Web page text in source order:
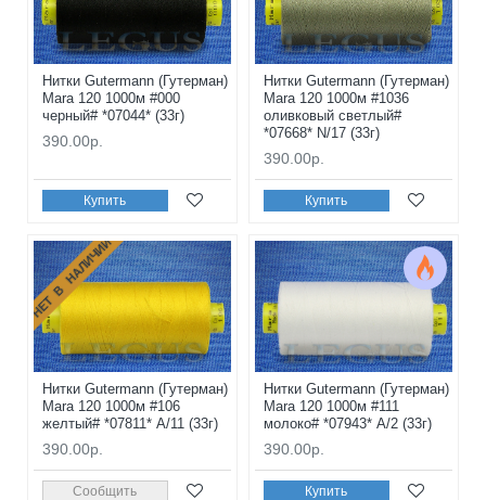
Нитки Gutermann (Гутерман)
Mara 120 1000м #000
черный# *07044* (33г)
390.00р.
Купить
Нитки Gutermann (Гутерман)
Mara 120 1000м #1036
оливковый светлый#
*07668* N/17 (33г)
390.00р.
Купить
НЕТ В НАЛИЧИИ
Нитки Gutermann (Гутерман)
Mara 120 1000м #106
желтый# *07811* A/11 (33г)
390.00р.
Сообщить
Нитки Gutermann (Гутерман)
Mara 120 1000м #111
молоко# *07943* A/2 (33г)
390.00р.
Купить